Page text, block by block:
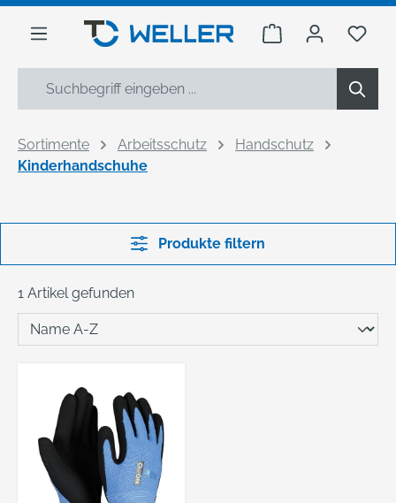
springen
Warenkorb Du
Sortimente Arbeitsschutz
Handschutz
Kinderhandschuhe
Produkte filtern
1 Artikel gefunden